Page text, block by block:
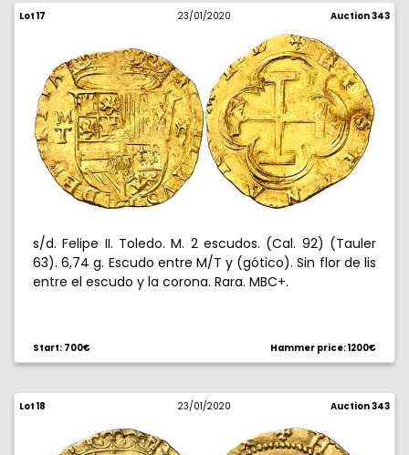
Lot 17 23/01/2020 Auction 343
s/d. Felipe II. Toledo. M. 2 escudos. (Cal. 92) (Tauler
63). 6,74 g. Escudo entre M/T y (gótico). Sin flor de lis
entre el escudo y la corona. Rara. MBC+.
Start: 700€ Hammer price: 1200€
Lot 18 23/01/2020 Auction 343